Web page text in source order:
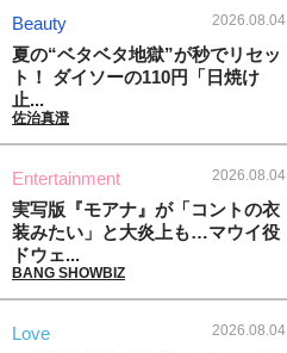
Beauty 2026.08.04
夏の“ベタベタ地獄”が秒でリセッ
ト！ ダイソーの110円「日焼け
止...
佐治真澄
Entertainment 2026.08.04
実写版『モアナ』が「コントの衣
装みたい」と大炎上も…マウイ役
ドウェ...
BANG SHOWBIZ
Love 2026.08.04